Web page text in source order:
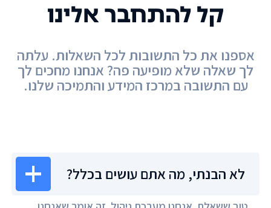
לא הבנתי, מה אתם עושים בכלל?
קל להתחבר אלינו
אספנו את כל התשובות לכל השאלות. עלתה
לך שאלה שלא מופיעה פה? אנחנו מחכים לך
עם התשובה במרכז המידע והתמיכה שלנו.